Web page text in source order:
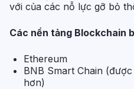
với của các nỗ lực gỡ bỏ
Các nền tảng Blockchain
Ethereum
BNB Smart Chain
hơn)